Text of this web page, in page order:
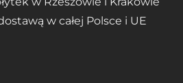
w całej Polsce i UE